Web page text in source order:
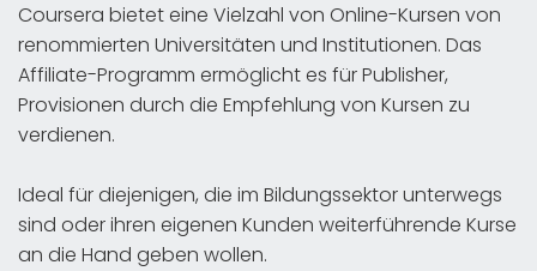
Coursera bietet eine Vielzahl von Online-Kursen von
renommierten Universitäten und Institutionen. Das
Affiliate-Programm ermöglicht es für Publisher,
Provisionen durch die Empfehlung von Kursen zu
verdienen.
Ideal für diejenigen, die im Bildungssektor unterwegs
sind oder ihren eigenen Kunden weiterführende Kurse
an die Hand geben wollen.